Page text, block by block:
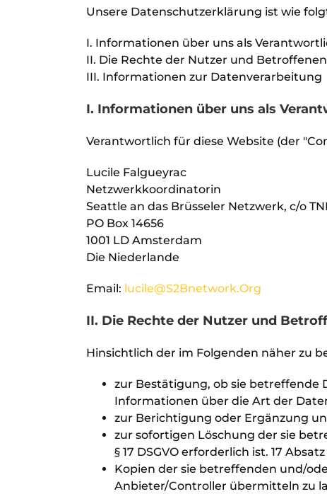
Unsere Datenschutzerklärung ist wie
I. Informationen über uns als
II. Die Rechte der Nutzer und Betroffenen
III. Informationen zur Datenverarbeitung
I. Informationen über uns als
Verantwortlich für diese Website (der
Lucile Falgueyrac
Netzwerkkoordinatorin
Seattle an das Brüsseler Netzwerk, c/o TNI
PO Box 14656
1001 LD Amsterdam
Die Niederlande
Email: lucile@S2Bnetwork.Org
II. Die Rechte der Nutzer und
Hinsichtlich der im Folgenden näher zu
zur Bestätigung, ob sie betreffende
Informationen über die Art der
zur Berichtigung oder Ergänzung
zur sofortigen Löschung der sie
§ 17 DSGVO erforderlich ist. 17
Kopien der sie betreffenden und/
Anbieter/Controller übermitteln zu